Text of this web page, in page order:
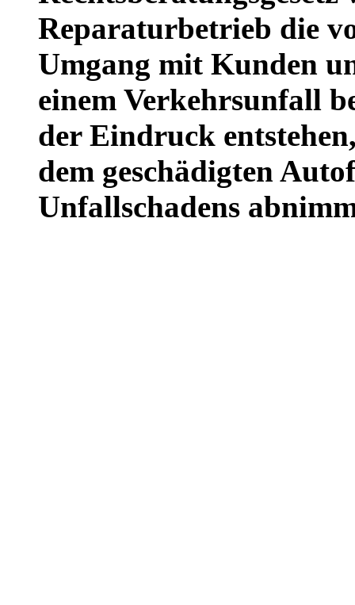
Reparaturbetrieb die
Umgang mit Kunden
einem Verkehrsunfall
der Eindruck
dem geschädigten
Unfallschadens